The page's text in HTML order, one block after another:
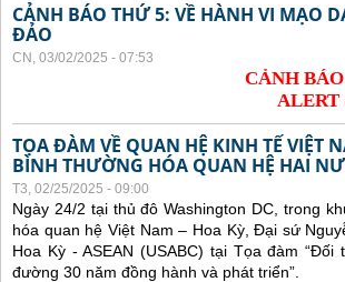
CẢNH BÁO THỨ 5: VỀ HÀNH VI MẠO
ĐẢO
CN, 03/02/2025 - 07:53
CẢNH
ALERT
TỌA ĐÀM VỀ QUAN HỆ KINH TẾ VIỆT
BÌNH THƯỜNG HÓA QUAN HỆ HAI
T3, 02/25/2025 - 09:00
Ngày 24/2 tại thủ đô Washington DC, trong
hóa quan hệ Việt Nam – Hoa Kỳ, Đại sứ
Hoa Kỳ - ASEAN (USABC) tại Tọa đàm
đường 30 năm đồng hành và phát triển”.